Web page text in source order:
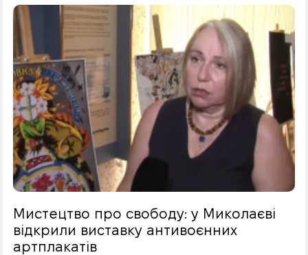
Мистецтво про свободу: у Миколаєві
відкрили виставку антивоєнних
артплакатів